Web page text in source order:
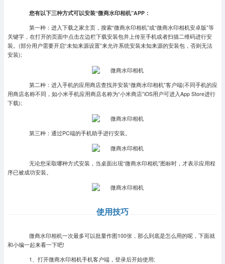
您有以下三种方式可以安装“微商水印相机”APP：
第一种：进入下载之家主页，搜索“微商水印相机”或“微商水印相机安卓版”等
关键字，在打开的页面中点击左边栏下载安装包并上传至手机或者扫描二维码进行安
装。(部分用户需要开启“未知来源设置”来允许系统安装未知来源的安装包，否则无法
安装);
第二种：进入手机的应用商店查找并安装“微商水印相机”客户端(不同手机的应
用商店名称不同，如小米手机应用商店名称为“小米商店”iOS用户可进入App Store进行
下载);
第三种：通过PC端的手机助手进行安装。
无论您采取哪种方式安装，当桌面出现“微商水印相机”图标时，才表示应用程
序已被成功安装。
使用技巧
微商水印相机一次最多可以批量作图100张，那么到底是怎么用的呢，下面就
和小编一起来看一下吧!
1、打开微商水印相机手机客户端，登录后开始使用;